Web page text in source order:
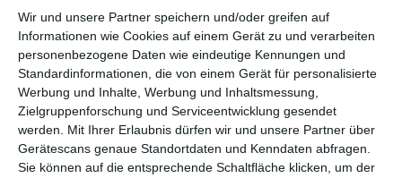
Wir und unsere Partner speichern und/oder greifen auf
Informationen wie Cookies auf einem Gerät zu und verarbeiten
personenbezogene Daten wie eindeutige Kennungen und
Standardinformationen, die von einem Gerät für personalisierte
Werbung und Inhalte, Werbung und Inhaltsmessung,
Zielgruppenforschung und Serviceentwicklung gesendet
werden. Mit Ihrer Erlaubnis dürfen wir und unsere Partner über
Gerätescans genaue Standortdaten und Kenndaten abfragen.
Sie können auf die entsprechende Schaltfläche klicken, um der
per E-Mail(kostenlos)
TEILEN
Facebook, Twitter, WhatsApp, ...